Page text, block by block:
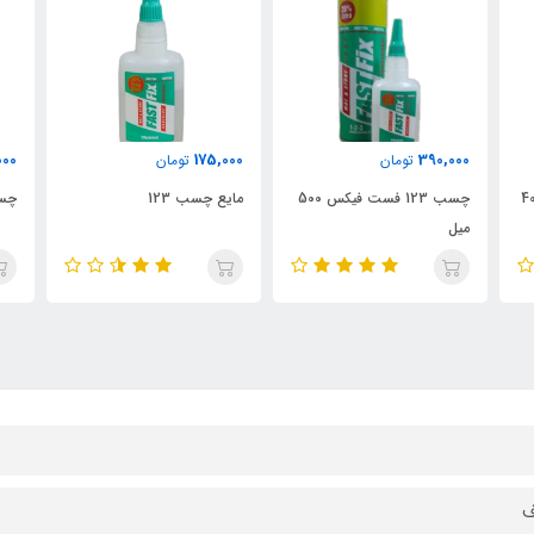
175,000 تومان
مایع چسب 123
278,000
چسب 123 آرازیم 400 میل